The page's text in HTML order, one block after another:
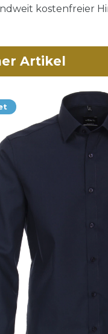
kostenfreier
Artikel